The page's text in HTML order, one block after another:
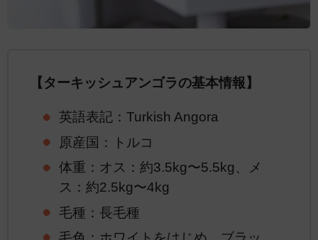
【ターキッシュアンゴラの基本情報】
英語表記：Turkish Angora
原産国：トルコ
体重：オス：約3.5kg〜5.5kg、メ
ス：約2.5kg〜4kg
毛種：長毛種